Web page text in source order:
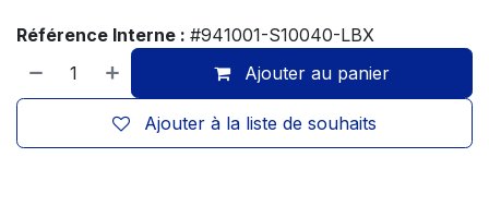
Référence Interne : #941001-S10040-LBX
Ajouter au panier
Ajouter à la liste de souhaits